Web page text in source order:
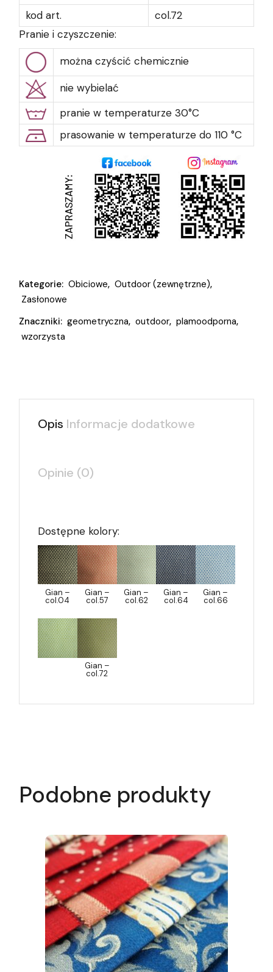
kod art.
col.72
Pranie i czyszczenie:
można czyścić chemicznie
nie wybielać
pranie w temperaturze 30°C
prasowanie w temperaturze do 110 °C
Kategorie: Obiciowe, Outdoor (zewnętrzne),
Zasłonowe
Znaczniki: geometryczna, outdoor, plamoodporna,
wzorzysta
Opis Informacje dodatkowe
Opinie (0)
Dostępne kolory:
Gian –
col.04
Gian –
col.57
Gian –
col.62
Gian –
col.64
Gian –
col.66
Gian –
col.72
Podobne produkty